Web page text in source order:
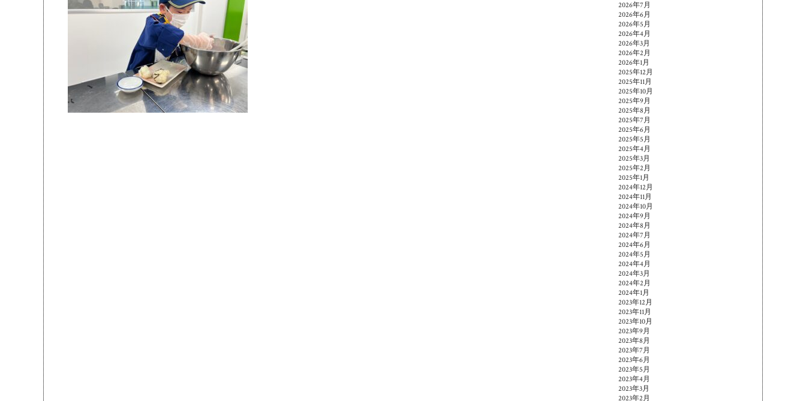
2026年7月
2026年6月
2026年5月
2026年4月
2026年3月
2026年2月
2026年1月
2025年12月
2025年11月
2025年10月
2025年9月
2025年8月
2025年7月
2025年6月
2025年5月
2025年4月
2025年3月
2025年2月
2025年1月
2024年12月
2024年11月
2024年10月
2024年9月
2024年8月
2024年7月
2024年6月
2024年5月
2024年4月
2024年3月
2024年2月
2024年1月
2023年12月
2023年11月
2023年10月
2023年9月
2023年8月
2023年7月
2023年6月
2023年5月
2023年4月
2023年3月
2023年2月